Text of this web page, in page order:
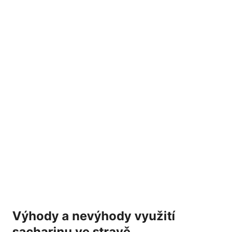
Výhody a nevýhody ‌využití